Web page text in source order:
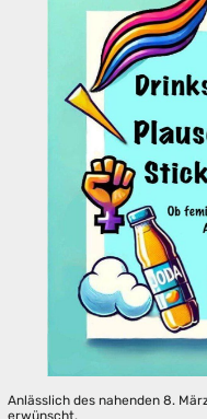
Anlässlich des nahenden 8.
erwünscht.